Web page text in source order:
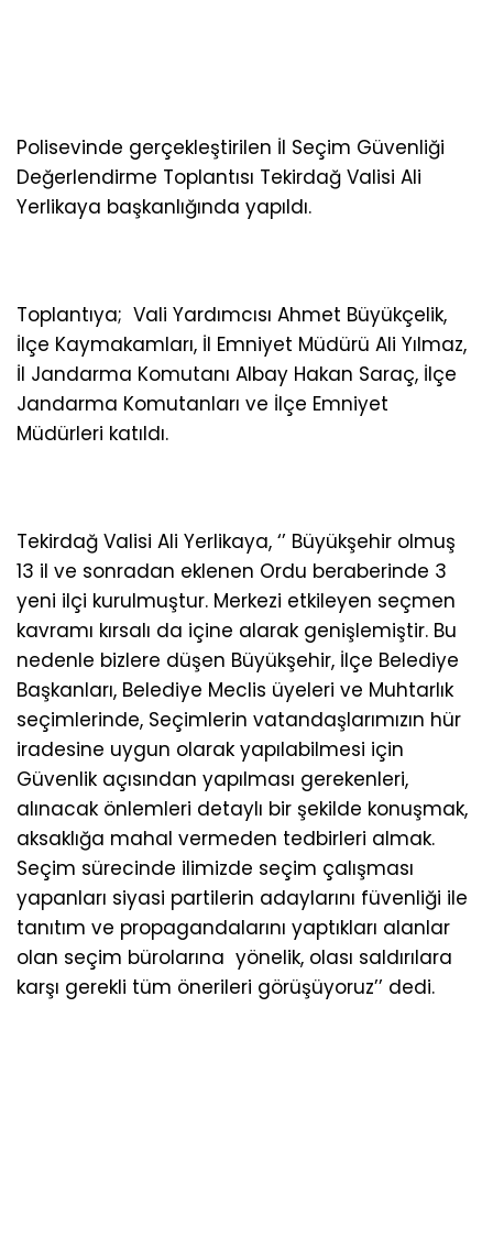
Polisevinde gerçekleştirilen İl Seçim Güvenliği
Değerlendirme Toplantısı Tekirdağ Valisi Ali
Yerlikaya başkanlığında yapıldı.
Toplantıya; Vali Yardımcısı Ahmet Büyükçelik,
İlçe Kaymakamları, İl Emniyet Müdürü Ali Yılmaz,
İl Jandarma Komutanı Albay Hakan Saraç, İlçe
Jandarma Komutanları ve İlçe Emniyet
Müdürleri katıldı.
Tekirdağ Valisi Ali Yerlikaya, ‘’ Büyükşehir olmuş
13 il ve sonradan eklenen Ordu beraberinde 3
yeni ilçi kurulmuştur. Merkezi etkileyen seçmen
kavramı kırsalı da içine alarak genişlemiştir. Bu
nedenle bizlere düşen Büyükşehir, İlçe Belediye
Başkanları, Belediye Meclis üyeleri ve Muhtarlık
seçimlerinde, Seçimlerin vatandaşlarımızın hür
iradesine uygun olarak yapılabilmesi için
Güvenlik açısından yapılması gerekenleri,
alınacak önlemleri detaylı bir şekilde konuşmak,
aksaklığa mahal vermeden tedbirleri almak.
Seçim sürecinde ilimizde seçim çalışması
yapanları siyasi partilerin adaylarını füvenliği ile
tanıtım ve propagandalarını yaptıkları alanlar
olan seçim bürolarına yönelik, olası saldırılara
karşı gerekli tüm önerileri görüşüyoruz’’ dedi.